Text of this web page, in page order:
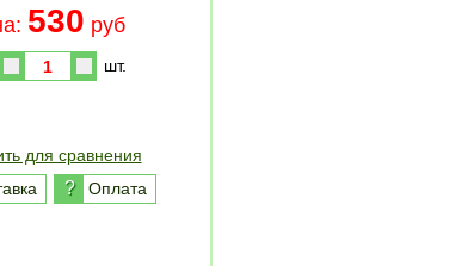
530 руб
шт.
для сравнения
? Оплата